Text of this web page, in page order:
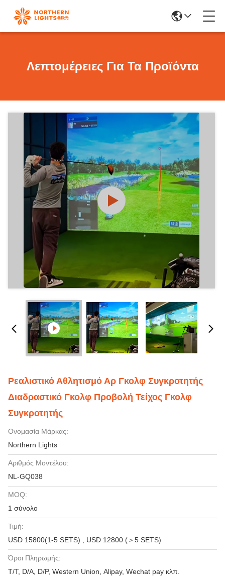
Λεπτομέρειες Για Τα Προϊόντα
Ρεαλιστικό Αθλητισμό Αρ Γκολφ Συγκροτητής
Διαδραστικό Γκολφ Προβολή Τείχος Γκολφ
Συγκροτητής
Ονομασία Μάρκας:
Northern Lights
Αριθμός Μοντέλου:
NL-GQ038
MOQ:
1 σύνολο
Τιμή:
USD 15800(1-5 SETS) , USD 12800 (＞5 SETS)
Όροι Πληρωμής:
T/T, D/A, D/P, Western Union, Alipay, Wechat pay κλπ.